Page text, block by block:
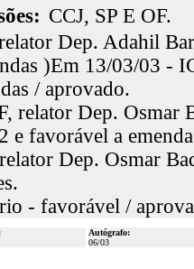
CCJ, SP E OF.
Dep. Adahil
)Em 13/03/03 -
/ aprovado.
relator Dep. Osmar
e favorável a
Dep. Osmar
- favorável /
Autógrafo:
06/03